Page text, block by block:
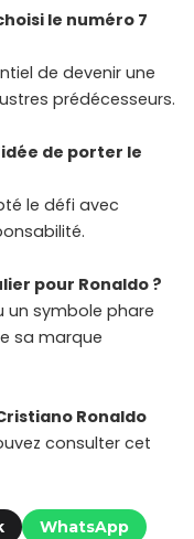
le numéro 7
de devenir une
prédécesseurs.
de porter le
le défi avec
pour Ronaldo ?
un symbole phare
sa marque
Ronaldo
consulter cet
WhatsApp